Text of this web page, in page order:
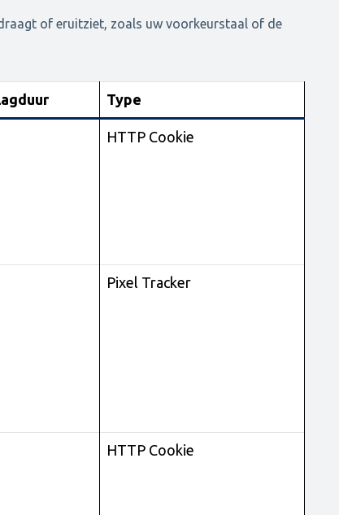
of eruitziet, zoals uw voorkeurstaal of de
Type
HTTP Cookie
Pixel Tracker
HTTP Cookie